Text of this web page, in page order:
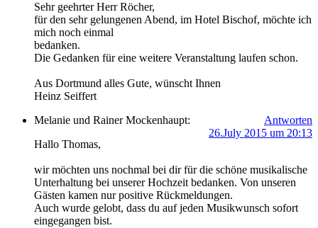
Sehr geehrter Herr Röcher,
für den sehr gelungenen Abend, im Hotel Bischof, möchte ich
mich noch einmal
bedanken.
Die Gedanken für eine weitere Veranstaltung laufen schon.
Aus Dortmund alles Gute, wünscht Ihnen
Heinz Seiffert
Melanie und Rainer Mockenhaupt:
Antworten
26.July 2015 um 20:13
Hallo Thomas,
wir möchten uns nochmal bei dir für die schöne musikalische
Unterhaltung bei unserer Hochzeit bedanken. Von unseren
Gästen kamen nur positive Rückmeldungen.
Auch wurde gelobt, dass du auf jeden Musikwunsch sofort
eingegangen bist.